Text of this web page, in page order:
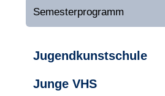
Semesterprogramm
Jugendkunstschule
Junge VHS